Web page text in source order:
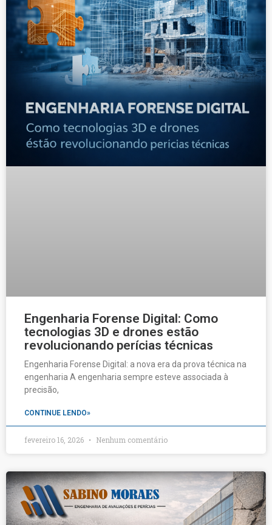
Engenharia Forense Digital: Como
tecnologias 3D e drones estão
revolucionando perícias técnicas
Engenharia Forense Digital: a nova era da prova técnica na
engenharia A engenharia sempre esteve associada à
precisão,
CONTINUE LENDO»
fevereiro 16, 2026 Nenhum comentário